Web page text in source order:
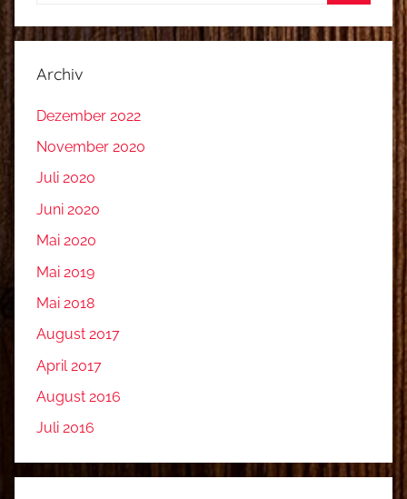
Suchen
Archiv
Dezember 2022
November 2020
Juli 2020
Juni 2020
Mai 2020
Mai 2019
Mai 2018
August 2017
April 2017
August 2016
Juli 2016